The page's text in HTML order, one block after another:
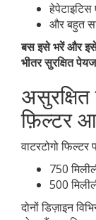
हेपेटाइटिस
और बहुत
बस इसे भरें और इसे
भीतर सुरक्षित
फ़िल्टर
वाटरटोगो फिल्टर
750
500
दोनों डिज़ाइन